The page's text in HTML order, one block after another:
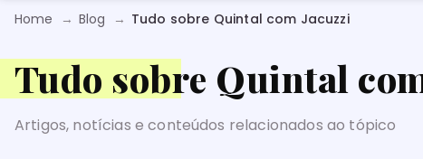
Home Blog Tudo sobre Quintal com Jacuzzi
Tudo sobre Quintal
Artigos, notícias e conteúdos relacionados ao tópico